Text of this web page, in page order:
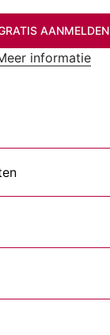
AANMELDEN
informatie